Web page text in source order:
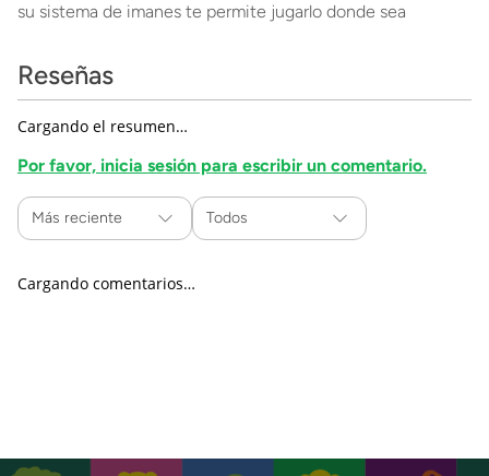
su sistema de imanes te permite jugarlo donde sea
Reseñas
Cargando el resumen…
Por favor, inicia sesión para escribir un comentario.
Más reciente Todos
Cargando comentarios…